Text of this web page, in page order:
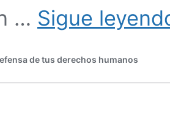
… Sigue
de tus derechos humanos